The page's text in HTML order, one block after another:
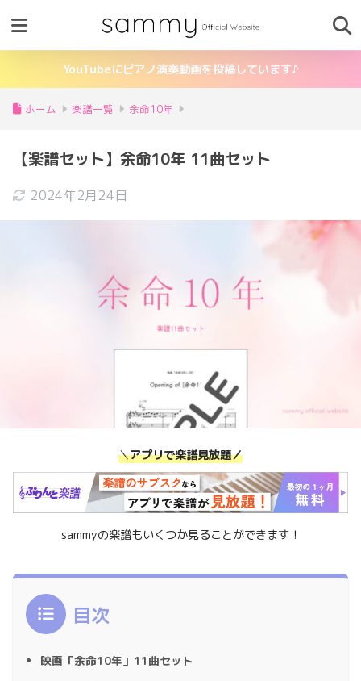
YouTubeにピアノ演奏動画を投稿しています♪
ホーム 楽譜一覧 余命10年
【楽譜セット】余命10年 11曲セット
2024年2月24日
＼アプリで楽譜見放題／
sammyの楽譜もいくつか見ることができます！
目次
映画「余命10年」11曲セット